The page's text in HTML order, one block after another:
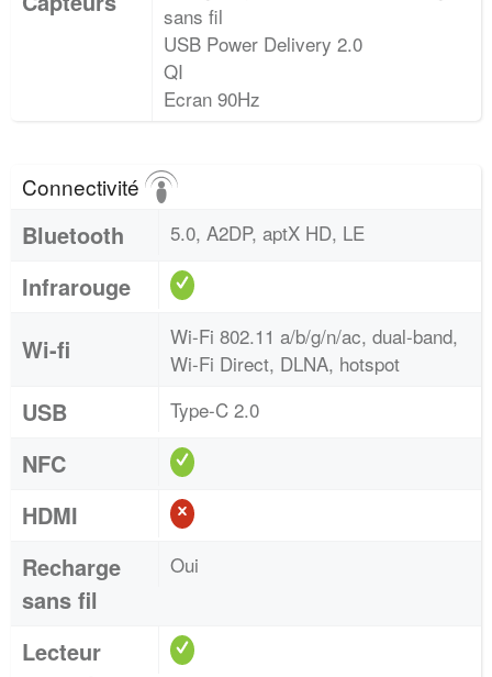
sans fil
USB Power Delivery 2.0
QI
Ecran 90Hz
Connectivité
Bluetooth 5.0, A2DP, aptX HD, LE
Infrarouge
Wi-fi
Wi-Fi 802.11 a/b/g/n/ac, dual-band,
Wi-Fi Direct, DLNA, hotspot
USB Type-C 2.0
NFC
HDMI
Recharge
sans fil
Oui
Lecteur